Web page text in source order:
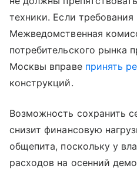
техники. Если
Межведомственная
потребительского рынка
Москвы вправе принять
конструкций.
Возможность сохранить
снизит финансовую
общепита, поскольку у
расходов на осенний